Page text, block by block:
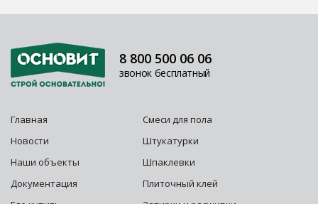
Главная
Новости
Наши объекты
Документация
Смеси для пола
Штукатурки
Шпаклевки
Плиточный клей
8 800 500 06 06
звонок бесплатный